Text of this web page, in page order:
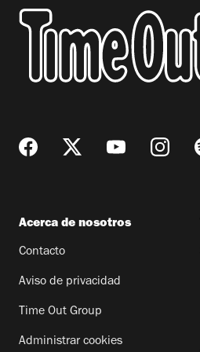
Acerca de nosotros
Contacto
Aviso de privacidad
Time Out Group
Administrar cookies